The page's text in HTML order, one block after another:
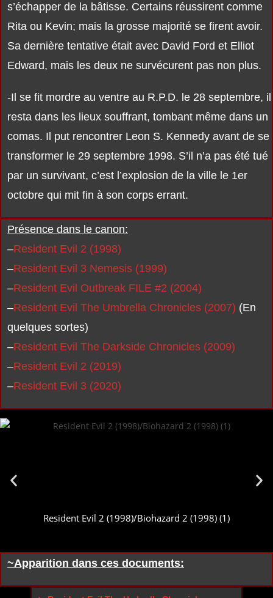
s’échapper de la bâtisse. Certains réussirent comme
Rita ou Kevin; mais la grosse majorité se firent avoir.
Sa dernière tentative était avec David Ford et Elliot
Edward, mais les deux ne survécurent pas non plus.
-Il se fit mordre au ventre au R.P.D. le 28 septembre, il
resta dans les lieux souffrant, tombant même dans un
comas. Il put rencontrer Leon S. Kennedy avant de se
transformer le 29 septembre 1998. S’il n’a pas été tué
par un survivant, c’est l’explosion de la ville le 1er
octobre qui mit fin à son corps errant.
Présence dans le canon:
–Resident Evil 2 (1998)
–Resident Evil 3 Nemesis (1999)
–Resident Evil Outbreak FILE #2 (2004)
–Resident Evil The Umbrella Chronicles (2007) (En
quelques sortes)
–Resident Evil The Darkside Chronicles (2009)
–Resident Evil 2 (2019)
–Resident Evil 3 (2020)
Resident Evil 2 (1998)/Biohazard 2 (1998) (1)
~Apparition dans ces documents: